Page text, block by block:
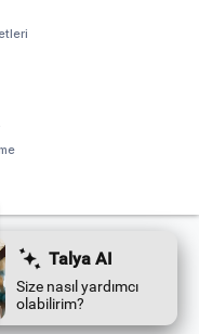
Tüm hakları saklıdır.
hizmetleri